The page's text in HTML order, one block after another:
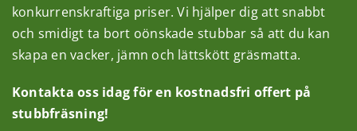
Övriga tjänster
konkurrenskraftiga priser. Vi hjälper dig att snabbt
och smidigt ta bort oönskade stubbar så att du kan
skapa en vacker, jämn och lättskött gräsmatta.
Kontakta oss idag för en kostnadsfri offert på
stubbfräsning!